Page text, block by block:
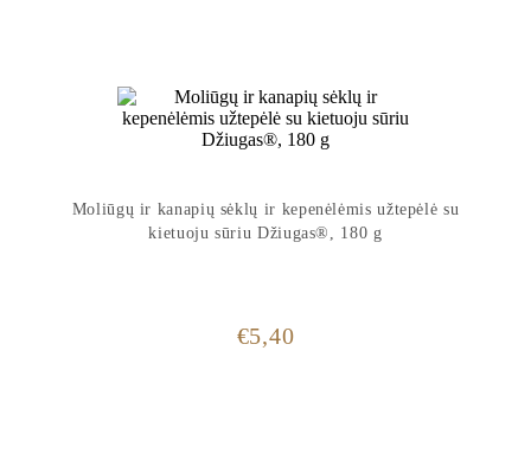
Moliūgų ir kanapių sėklų ir kepenėlėmis užtepėlė su
kietuoju sūriu Džiugas®, 180 g
€5,40